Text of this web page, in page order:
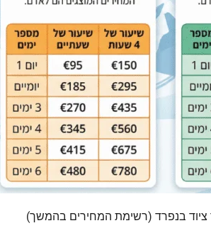
ציוד בנפרד (רשימת המחירים בהמשך)